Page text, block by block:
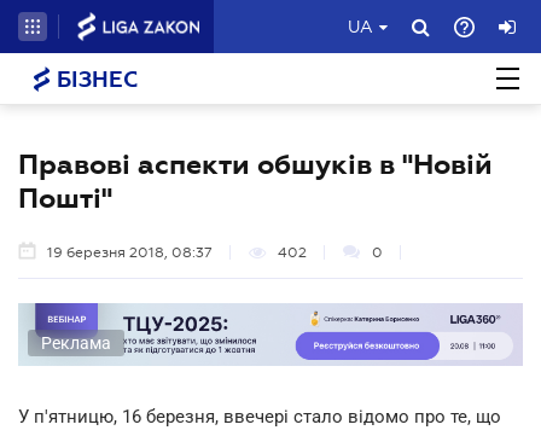
UA
БІЗНЕС
Правові аспекти обшуків в "Новій
Пошті"
19 березня 2018, 08:37 402 0
Реклама
У п'ятницю, 16 березня, ввечері стало відомо про те, що